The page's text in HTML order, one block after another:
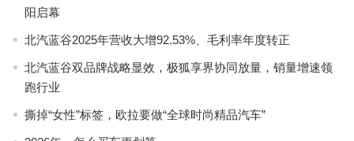
阳启幕
北汽蓝谷2025年营收大增92.53%、毛利率年度转正
北汽蓝谷双品牌战略显效，极狐享界协同放量，销量增速领
跑行业
撕掉“女性”标签，欧拉要做“全球时尚精品汽车”